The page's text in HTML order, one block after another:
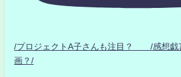
/プロジェクトA子さんも注目？ /感想戯
画？/